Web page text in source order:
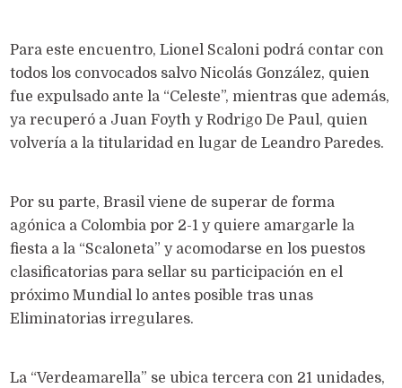
Para este encuentro, Lionel Scaloni podrá contar con
todos los convocados salvo Nicolás González, quien
fue expulsado ante la “Celeste”, mientras que además,
ya recuperó a Juan Foyth y Rodrigo De Paul, quien
volvería a la titularidad en lugar de Leandro Paredes.
Por su parte, Brasil viene de superar de forma
agónica a Colombia por 2-1 y quiere amargarle la
fiesta a la “Scaloneta” y acomodarse en los puestos
clasificatorias para sellar su participación en el
próximo Mundial lo antes posible tras unas
Eliminatorias irregulares.
La “Verdeamarella” se ubica tercera con 21 unidades,